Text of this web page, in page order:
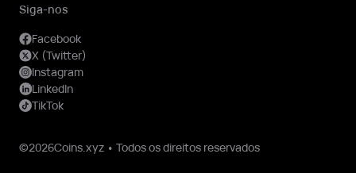
©2026Coins.xyz • Todos os direitos reservados
Siga-nos
Facebook
X (Twitter)
Instagram
LinkedIn
TikTok